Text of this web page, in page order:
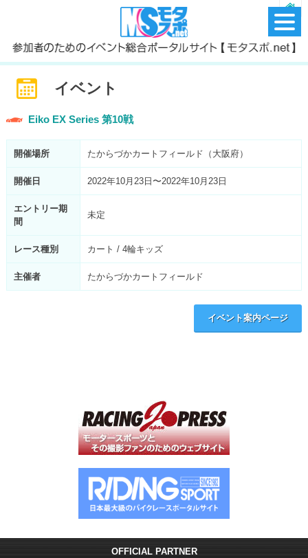
イベント
Eiko EX Series 第10戦
開催場所 たからづかカートフィールド（大阪府）
開催日 2022年10月23日〜2022年10月23日
エントリー期
間
未定
レース種別 カート / 4輪キッズ
主催者 たからづかカートフィールド
イベント案内ページ